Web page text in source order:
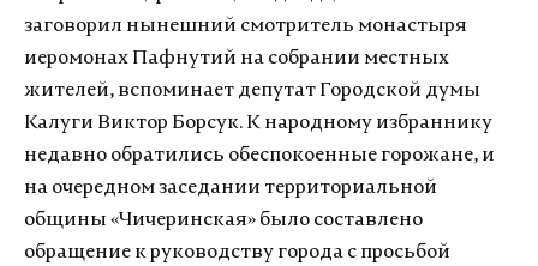
заговорил нынешний смотритель монастыря
иеромонах Пафнутий на собрании местных
жителей, вспоминает депутат Городской думы
Калуги Виктор Борсук. К народному избраннику
недавно обратились обеспокоенные горожане, и
на очередном заседании территориальной
общины «Чичеринская» было составлено
обращение к руководству города с просьбой